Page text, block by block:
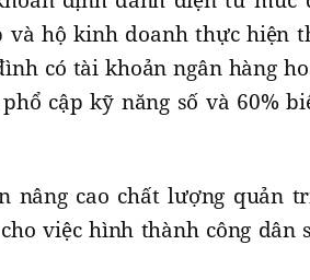
và hộ kinh doanh thực hiện
có tài khoản ngân hàng
cập kỹ năng số và 60%
nâng cao chất lượng quản
việc hình thành công dân